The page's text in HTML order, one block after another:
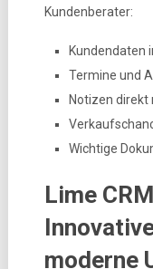
Kundenberater:
Kundendaten
Termine und
Notizen direkt
Wichtige
Lime
moderne